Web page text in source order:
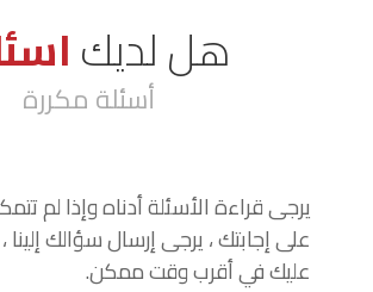
هل لديك
أسئلة مكررة
يرجى قراءة الأسئلة أدناه وإذا لم
على إجابتك ، يرجى إرسال سؤالك إلينا
عليك في أقرب وقت ممكن.